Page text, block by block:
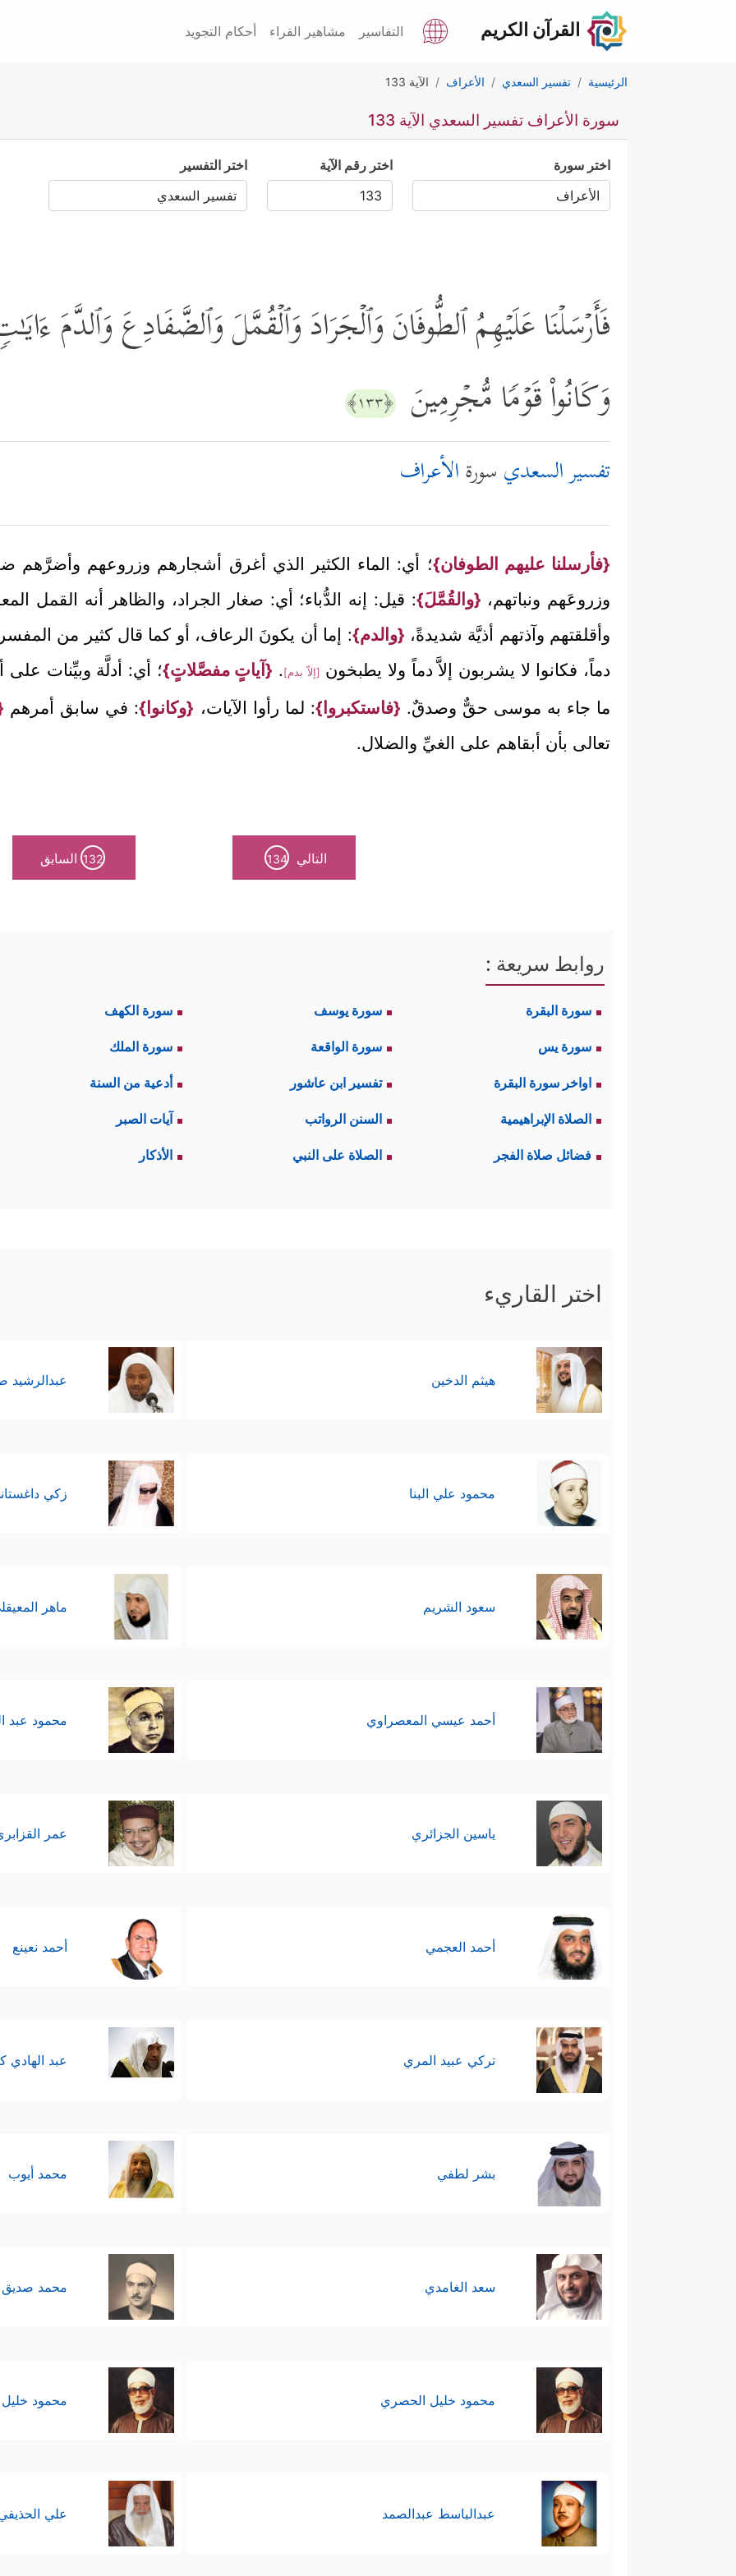
القرآن الكريم التفاسير مشاهير القراء أحكام التجويد
الرئيسية تفسير السعدي الأعراف الآية 133
سورة الأعراف تفسير السعدي الآية 133
اختر سورة اختر رقم الآية اختر التفسير
فَأَرۡسَلۡنَا عَلَیۡهِمُ ٱلطُّوفَانَ وَٱلۡجَرَادَ وَٱلۡقُمَّلَ وَٱلضَّفَادِعَ وَٱلدَّمَ
وَكَانُواْ قَوۡمࣰا مُّجۡرِمِینَ ﴿١٣٣﴾
تفسير السعدي سورةالأعراف
{فأرسلنا عليهم الطوفان}؛ أي: الماء الكثير الذي أغرق أشجارهم وزروعهم وأضرَّهم
وزروعَهم ونباتهم، {والقُمَّلَ}: قيل: إنه الدُّباء؛ أي: صغار الجراد، والظاهر أنه القمل
وأقلقتهم وآذتهم أذيَّة شديدةً، {والدم}: إما أن يكونَ الرعاف، أو كما قال كثير من
دماً، فكانوا لا يشربون إلاَّ دماً ولا يطبخون [إلاّ بدم] . {آياتٍ مفصَّلاتٍ}؛ أي: أدلَّة وبيِّنات على
ما جاء به موسى حقٌّ وصدقٌ. {فاستكبروا}: لما رأوا الآيات، {وكانوا}: في سابق أمرهم
تعالى بأن أبقاهم على الغيِّ والضلال.
التالي 134
132 السابق
روابط سريعة :
سورة البقرة سورة يوسف سورة الكهف
سورة يس سورة الواقعة سورة الملك
اواخر سورة البقرة تفسير ابن عاشور أدعية من السنة
الصلاة الإبراهيمية السنن الرواتب آيات الصبر
فضائل صلاة الفجر الصلاة على النبي الأذكار
اختر القاريء
هيثم الدخين عبدالرشيد
محمود علي البنا زكي
سعود الشريم ماهر
أحمد عيسي المعصراوي محمود عبد
ياسين الجزائري عمر
أحمد العجمي أحمد نعينع
تركي عبيد المري عبد الهادي
بشر لطفي محمد أيوب
سعد الغامدي محمد صديق
محمود خليل الحصري محمود
عبدالباسط عبدالصمد علي